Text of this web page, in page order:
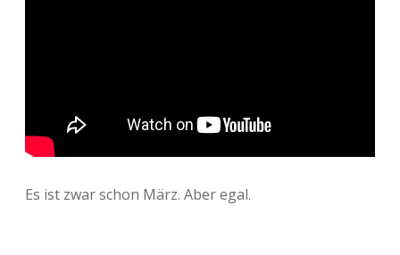
Es ist zwar schon März. Aber egal.